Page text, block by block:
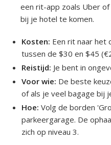
een rit-app zoals Uber
bij je hotel te komen.
Kosten: Een rit naar het
tussen de $30 en $45
Reistijd: Je bent in
Voor wie: De beste
of als je veel bagage bij
Hoe: Volg de borden
parkeergarage. De
zich op niveau 3.